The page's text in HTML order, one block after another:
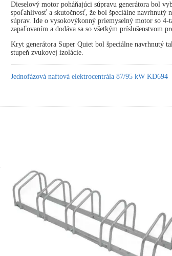
Dieselový motor poháňajúci súpravu generátora bol
spoľahlivosť a skutočnosť, že bol špeciálne navrhnutý
súprav. Ide o vysokovýkonný priemyselný motor so 4-
zapaľovaním a dodáva sa so všetkým príslušenstvom
Kryt generátora Super Quiet bol špeciálne navrhnutý
stupeň zvukovej izolácie.
Jednofázová naftová elektrocentrála 87/95 kW KD694